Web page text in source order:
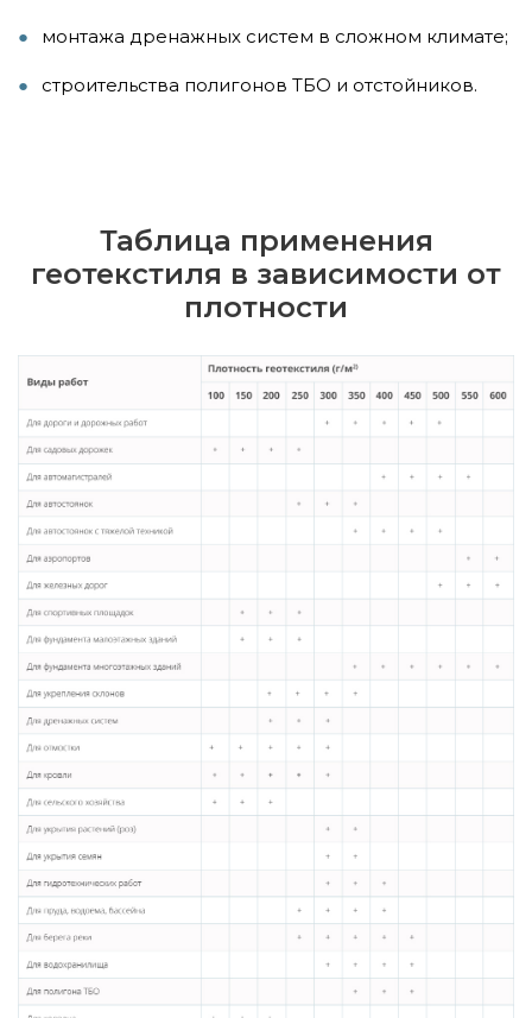
монтажа дренажных систем в сложном климате;
строительства полигонов ТБО и отстойников.
Таблица применения
геотекстиля в зависимости от
плотности